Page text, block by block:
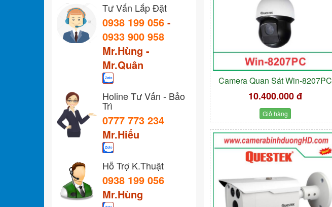
Camera Quan Sát Win-8207PC
10.400.000 đ
Giỏ hàng
Tư Vấn Lắp Đặt
0938 199 056 -
0933 900 958
Mr.Hùng -
Mr.Quân
Holine Tư Vấn - Bảo
Trì
0777 773 234
Mr.Hiếu
Hỗ Trợ K.Thuật
0938 199 056
Mr.Hùng